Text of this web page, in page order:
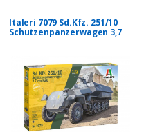
Italeri 7079 Sd.Kfz. 251/10
Schutzenpanzerwagen 3,7